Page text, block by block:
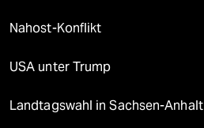
Nahost-Konflikt
USA unter Trump
Landtagswahl in Sachsen-Anhalt